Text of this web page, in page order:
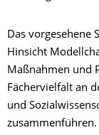
Das vorgesehene
Hinsicht
Maßnahmen und
Fächervielfalt an
und